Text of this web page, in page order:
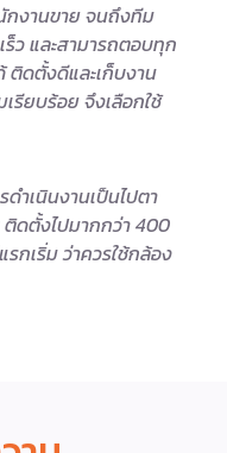
กงานขาย จนถึงทีม
ว และสามารถตอบทุก
ติดตั้งดีและเก็บงาน
รียบร้อย จึงเลือกใช้
ำเนินงานเป็นไปตา
ดตั้งไปมากกว่า 400
กเริ่ม ว่าควรใช้กล้อง